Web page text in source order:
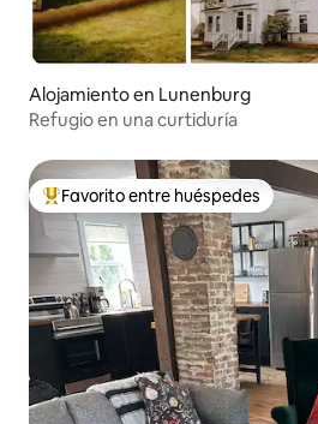
Alojamiento en Lunenburg
Refugio en una curtiduría
Favorito entre huéspedes preferido
Favorito entre huéspedes